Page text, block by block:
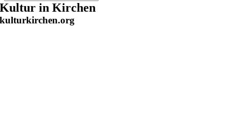
Zum
Inhalt
springen
Kultur in Kirchen
kulturkirchen.org